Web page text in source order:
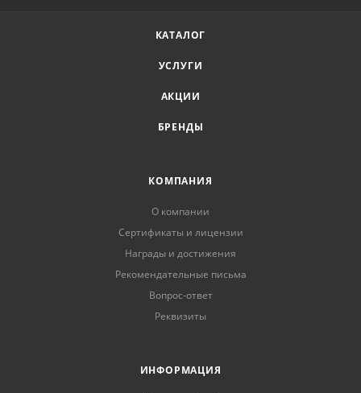
КАТАЛОГ
УСЛУГИ
АКЦИИ
БРЕНДЫ
КОМПАНИЯ
О компании
Сертификаты и лицензии
Награды и достижения
Рекомендательные письма
Вопрос-ответ
Реквизиты
ИНФОРМАЦИЯ